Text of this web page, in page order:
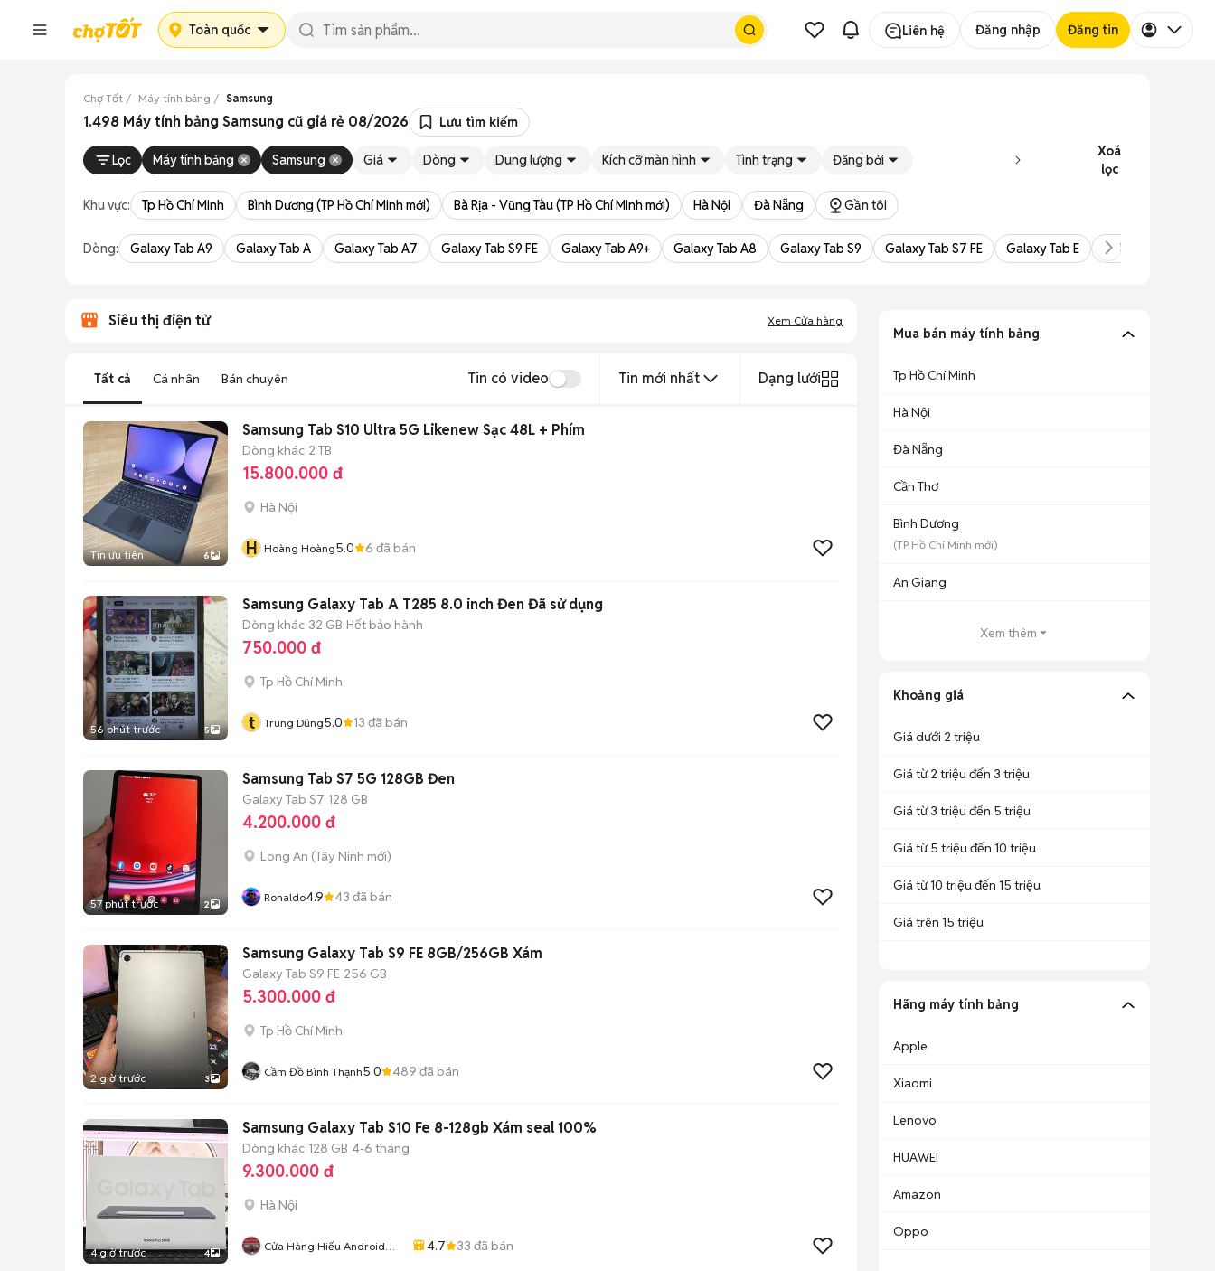
Toàn quốc Liên hệ Đăng nhập Đăng tin
Chợ Tốt Máy tính bảng Samsung
1.498 Máy tính bảng Samsung cũ giá rẻ 08/2026 Lưu tìm kiếm
Lọc Máy tính bảng Samsung Giá Dòng Dung lượng Kích cỡ màn hình Tình trạng Đăng bởi
Xoá
lọc
Khu vực: Tp Hồ Chí Minh Bình Dương (TP Hồ Chí Minh mới) Bà Rịa - Vũng Tàu (TP Hồ Chí Minh mới) Hà Nội Đà Nẵng Gần tôi
Dòng: Galaxy Tab A9 Galaxy Tab A Galaxy Tab A7 Galaxy Tab S9 FE Galaxy Tab A9+ Galaxy Tab A8 Galaxy Tab S9 Galaxy Tab S7 FE Galaxy Tab E Galaxy Tab
Siêu thị điện tử Xem Cửa hàng
Tất cả Cá nhân Bán chuyên Tin có video Tin mới nhất Dạng lưới
Tin ưu tiên 6
Samsung Tab S10 Ultra 5G Likenew Sạc 48L + Phím
Dòng khác 2 TB
15.800.000 đ
Hà Nội
H Hoàng Hoàng5.0 6 đã bán
56 phút trước 5
Samsung Galaxy Tab A T285 8.0 inch Đen Đã sử dụng
Dòng khác 32 GB Hết bảo hành
750.000 đ
Tp Hồ Chí Minh
t Trung Dũng5.0 13 đã bán
57 phút trước 2
Samsung Tab S7 5G 128GB Đen
Galaxy Tab S7 128 GB
4.200.000 đ
Long An (Tây Ninh mới)
Ronaldo4.9 43 đã bán
2 giờ trước 3
Samsung Galaxy Tab S9 FE 8GB/256GB Xám
Galaxy Tab S9 FE 256 GB
5.300.000 đ
Tp Hồ Chí Minh
Cầm Đồ Bình Thạnh5.0 489 đã bán
4 giờ trước 4
Samsung Galaxy Tab S10 Fe 8-128gb Xám seal 100%
Dòng khác 128 GB 4-6 tháng
9.300.000 đ
Hà Nội
Cửa Hàng Hiếu Android
4.7 33 đã bán
Mua bán máy tính bảng
Tp Hồ Chí Minh
Hà Nội
Đà Nẵng
Cần Thơ
Bình Dương
(TP Hồ Chí Minh mới)
An Giang
Xem thêm
Khoảng giá
Giá dưới 2 triệu
Giá từ 2 triệu đến 3 triệu
Giá từ 3 triệu đến 5 triệu
Giá từ 5 triệu đến 10 triệu
Giá từ 10 triệu đến 15 triệu
Giá trên 15 triệu
Hãng máy tính bảng
Apple
Xiaomi
Lenovo
HUAWEI
Amazon
Oppo